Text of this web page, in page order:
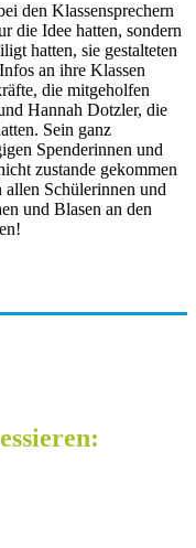
den Klassensprechern
die Idee hatten, sondern
hatten, sie gestalteten
an ihre Klassen
die mitgeholfen
Hannah Dotzler, die
Sein ganz
Spenderinnen und
zustande gekommen
Schülerinnen und
und Blasen an den